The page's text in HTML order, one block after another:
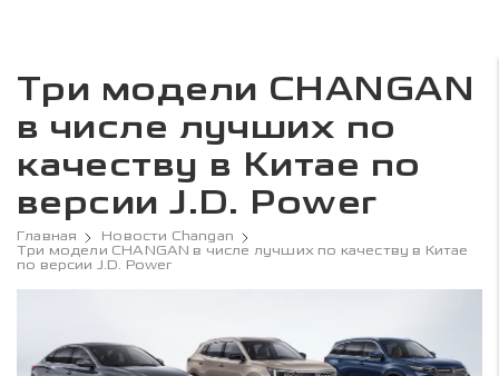
Три модели CHANGAN
в числе лучших по
качеству в Китае по
версии J.D. Power
Главная
Новости Changan
Три модели CHANGAN в числе лучших по качеству в Китае
по версии J.D. Power